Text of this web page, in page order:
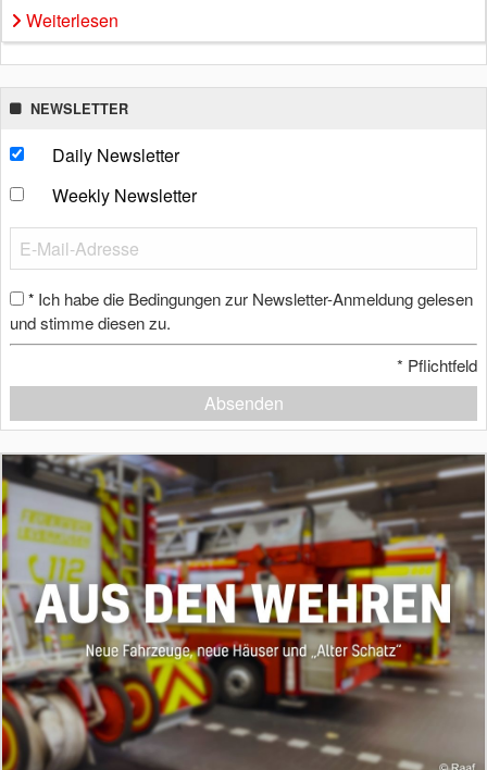
Weiterlesen
NEWSLETTER
Daily Newsletter
Weekly Newsletter
* Ich habe die Bedingungen zur Newsletter-Anmeldung gelesen
und stimme diesen zu.
* Pflichtfeld
Absenden